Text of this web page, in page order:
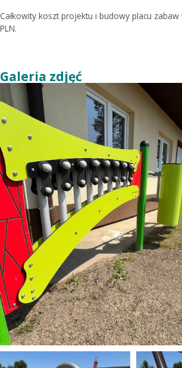
Całkowity koszt projektu i budowy placu zabaw
PLN.
Galeria zdjęć